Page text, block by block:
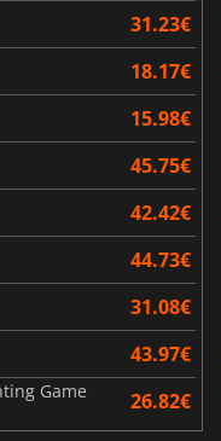
31.23€
18.17€
15.98€
45.75€
42.42€
44.73€
31.08€
43.97€
Game 26.82€